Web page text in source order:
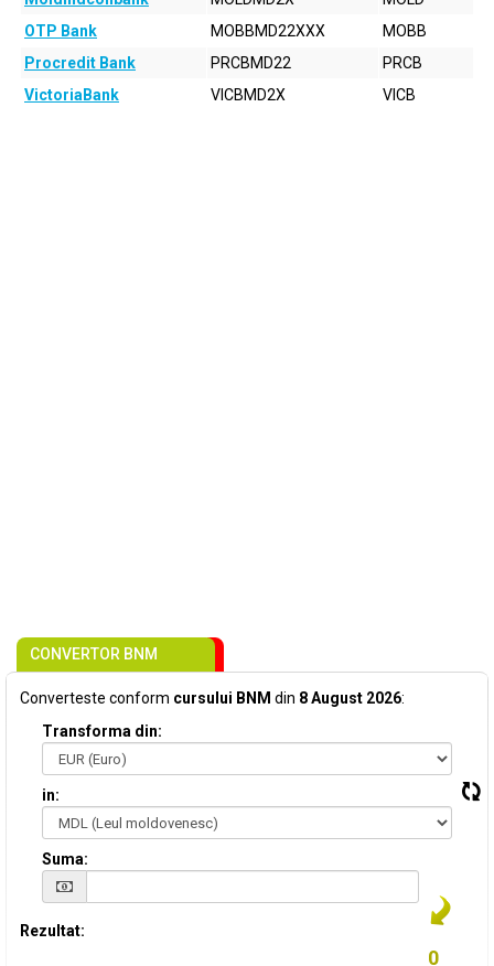
OTP Bank
MOBBMD22XXX
MOBB
Procredit Bank
PRCBMD22
PRCB
VictoriaBank
VICBMD2X VICB
CONVERTOR BNM
Converteste conform cursului BNM din 8 August 2026:
Transforma din:
in:
Suma:
Rezultat: